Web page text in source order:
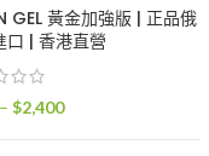
GEL 黃金加強版 | 正品俄
口 | 香港直營
– $2,400價